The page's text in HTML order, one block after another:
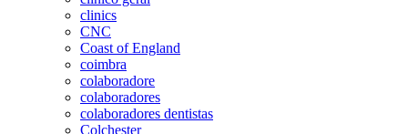
clinics
CNC
Coast of England
coimbra
colaboradore
colaboradores
colaboradores dentistas
Colchester